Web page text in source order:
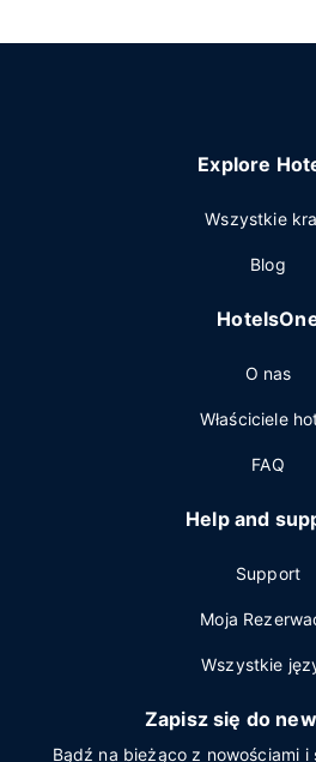
Explore
Wszystkie
Blog
O nas
Właściciele
FAQ
Help and
Support
Moja
Wszystkie
Zapisz się do
Bądź na bieżąco z nowościami i